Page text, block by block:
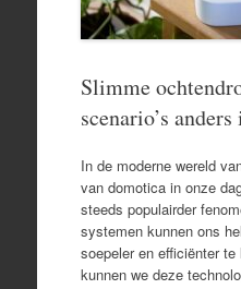
Slimme
scenario’s
In de moderne wereld
van domotica in onze
steeds populairder
systemen kunnen ons
soepeler en efficiënter
kunnen we deze